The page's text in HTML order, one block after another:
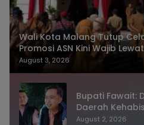
Wali Kota Malang Tutup
Promosi ASN Kini Wajib
dan Sistem Merit
August 3, 2026
Bupati Fawait:
Daerah
Pinjaman
August 2, 2026